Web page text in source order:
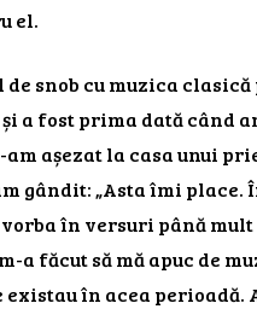
el.
snob cu muzica
a fost prima dată când
am așezat la casa unui
gândit: „Asta îmi
vorba în versuri până
a făcut să mă apuc de
în acea perioadă.